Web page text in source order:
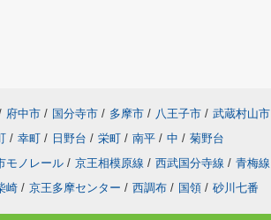
府中市 / 国分寺市 / 多摩市 / 八王子市 / 武蔵村山市
/ 幸町 / 日野台 / 栄町 / 南平 / 中 / 菊野台
モノレール / 京王相模原線 / 西武国分寺線 / 青梅線
崎 / 京王多摩センター / 西調布 / 国領 / 砂川七番